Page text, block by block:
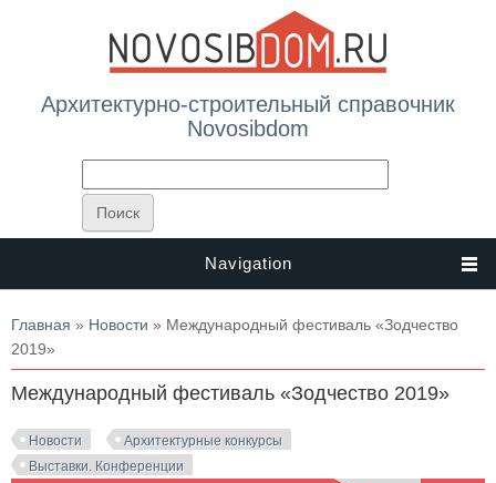
Архитектурно-строительный справочник
Novosibdom
Navigation
Вы здесь
Главная » Новости » Международный фестиваль «Зодчество
2019»
Международный фестиваль «Зодчество 2019»
Новости
Архитектурные конкурсы
Выставки. Конференции